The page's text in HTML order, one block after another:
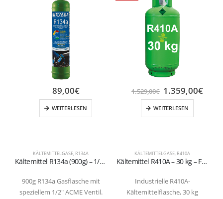
KÄLTEMITTELGASE, R134A
Kältemittel R134a (900g) – 1/2″ ACME Ventil für Nevada-System
900g R134a Gasflasche mit
speziellem 1/2″ ACME Ventil.
89,00€
WEITERLESEN
KÄLTEMITTELGASE, R410A
Kältemittel R410A – 30 kg – Flasche mit Doppelventil (T-PED zertifiziert)
Industrielle R410A-
Kältemittelflasche, 30 kg
1.529,00€ 1.359,00€
WEITERLESEN